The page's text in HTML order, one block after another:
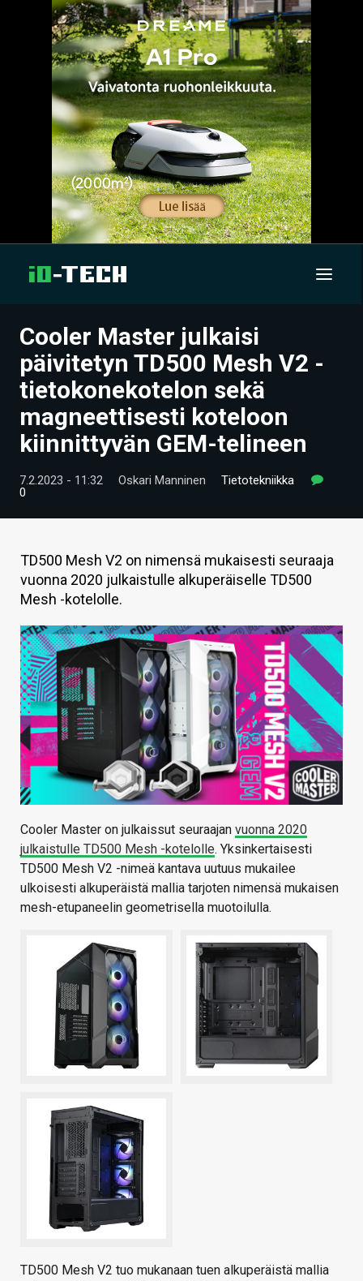
UUTISET
ARTIKKELIT
VIDEOT
TECHBBS
TIETOA
HINTA.FI
KAUPPA
VAIHDA TEEMA
HAKU
Cooler Master julkaisi
päivitetyn TD500 Mesh V2 -
tietokonekotelon sekä
magneettisesti koteloon
kiinnittyvän GEM-telineen
7.2.2023 - 11:32 Oskari Manninen
Tietotekniikka
0
TD500 Mesh V2 on nimensä mukaisesti seuraaja
vuonna 2020 julkaistulle alkuperäiselle TD500
Mesh -kotelolle.
Cooler Master on julkaissut seuraajan vuonna 2020
julkaistulle TD500 Mesh -kotelolle. Yksinkertaisesti
TD500 Mesh V2 -nimeä kantava uutuus mukailee
ulkoisesti alkuperäistä mallia tarjoten nimensä mukaisen
mesh-etupaneelin geometrisella muotoilulla.
TD500 Mesh V2 tuo mukanaan tuen alkuperäistä mallia